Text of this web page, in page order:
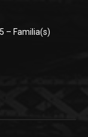
– Familia(s)